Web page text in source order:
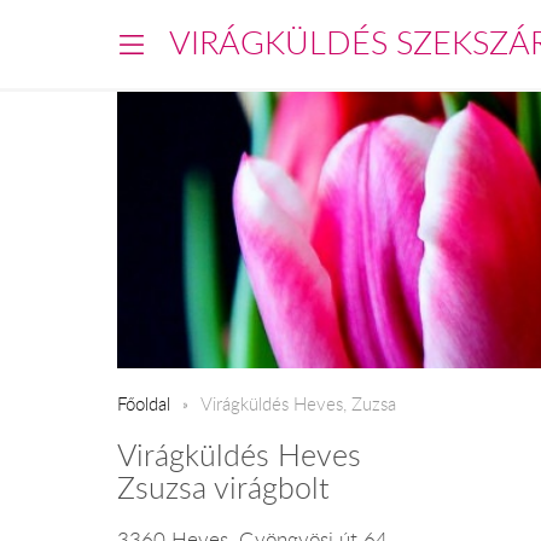
VIRÁGKÜLDÉS
Főoldal Virágküldés Heves, Zuzsa
Virágküldés Heves
Zsuzsa virágbolt